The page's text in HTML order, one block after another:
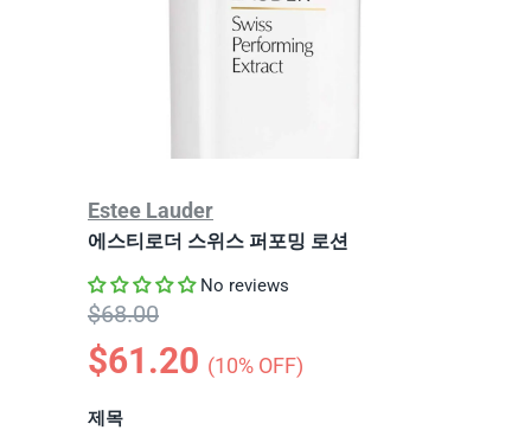
Estee Lauder
에스티로더 스위스 퍼포밍 로션
No reviews
$68.00
$61.20 (10% OFF)
제목